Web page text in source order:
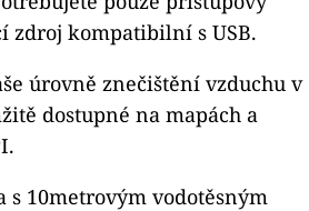
zdroj kompatibilní s USB.
úrovně znečištění vzduchu v
dostupné na mapách a
s 10metrovým vodotěsným